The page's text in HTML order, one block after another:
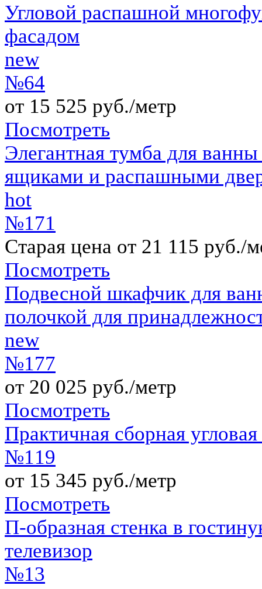
Угловой распашной
фасадом
new
№64
от 15 525 руб./метр
Посмотреть
Элегантная тумба для
ящиками и распашными
hot
№171
Старая цена от 21 115 руб./
Посмотреть
Подвесной шкафчик для
полочкой для
new
№177
от 20 025 руб./метр
Посмотреть
Практичная сборная
№119
от 15 345 руб./метр
Посмотреть
П-образная стенка в
телевизор
№13